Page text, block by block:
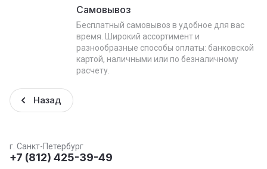
Самовывоз
Бесплатный самовывоз в удобное для вас
время. Широкий ассортимент и
разнообразные способы оплаты: банковской
картой, наличными или по безналичному
расчету.
Назад
г. Санкт-Петербург
+7 (812) 425-39-49